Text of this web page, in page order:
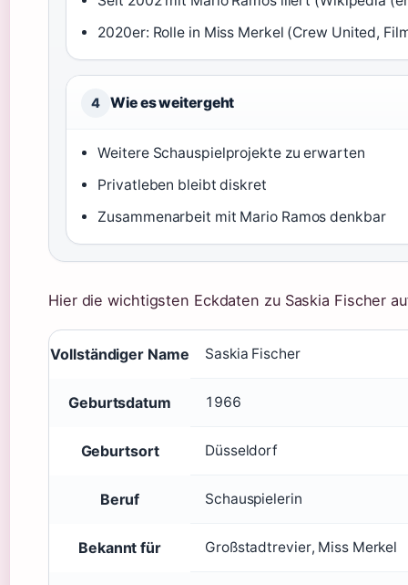
2020er: Rolle in Miss Merkel (Crew United,
4 Wie es weitergeht
Weitere Schauspielprojekte zu erwarten
Privatleben bleibt diskret
Zusammenarbeit mit Mario Ramos denkbar
Hier die wichtigsten Eckdaten zu Saskia Fischer
Schlüsseldaten zu Saskia Fischer
Vollständiger Name Saskia Fischer
Geburtsdatum 1966
Geburtsort Düsseldorf
Beruf Schauspielerin
Bekannt für Großstadtrevier, Miss Merkel